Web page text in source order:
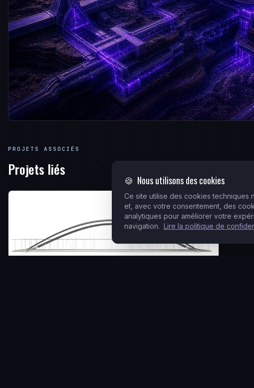
PROJETS ASSOCIÉS
Projets liés
🍪 Nous utilisons des cookies
Ce site utilise des cookies techniques
et, avec votre consentement, des
analytiques pour améliorer votre
navigation. Lire la politique de